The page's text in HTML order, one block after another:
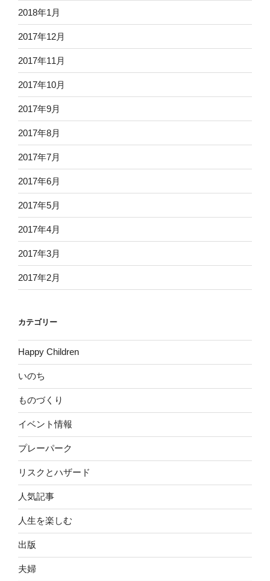
2018年1月
2017年12月
2017年11月
2017年10月
2017年9月
2017年8月
2017年7月
2017年6月
2017年5月
2017年4月
2017年3月
2017年2月
カテゴリー
Happy Children
いのち
ものづくり
イベント情報
プレーパーク
リスクとハザード
人気記事
人生を楽しむ
出版
夫婦